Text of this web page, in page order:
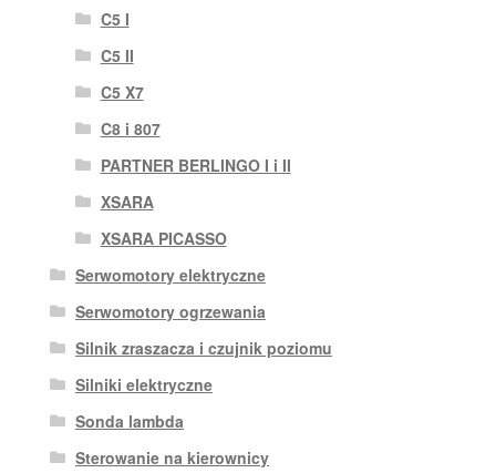
C5 I
C5 II
C5 X7
C8 i 807
PARTNER BERLINGO I i II
XSARA
XSARA PICASSO
Serwomotory elektryczne
Serwomotory ogrzewania
Silnik zraszacza i czujnik poziomu
Silniki elektryczne
Sonda lambda
Sterowanie na kierownicy